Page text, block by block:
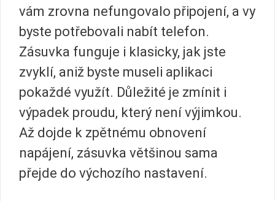
vám zrovna nefungovalo připojení, a vy
byste potřebovali nabít telefon.
Zásuvka funguje i klasicky, jak jste
zvyklí, aniž byste museli aplikaci
pokaždé využít. Důležité je zmínit i
výpadek proudu, který není výjimkou.
Až dojde k zpětnému obnovení
napájení, zásuvka většinou sama
přejde do výchozího nastavení.